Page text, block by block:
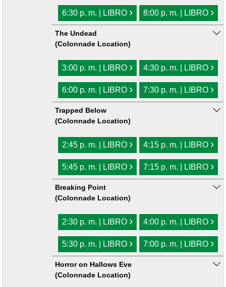
6:30 p. m. | LIBRO › 8:00 p. m. | LIBRO ›
The Undead
(Colonnade Location)
3:00 p. m. | LIBRO › 4:30 p. m. | LIBRO ›
6:00 p. m. | LIBRO › 7:30 p. m. | LIBRO ›
Trapped Below
(Colonnade Location)
2:45 p. m. | LIBRO › 4:15 p. m. | LIBRO ›
5:45 p. m. | LIBRO › 7:15 p. m. | LIBRO ›
Breaking Point
(Colonnade Location)
2:30 p. m. | LIBRO › 4:00 p. m. | LIBRO ›
5:30 p. m. | LIBRO › 7:00 p. m. | LIBRO ›
Horror on Hallows Eve
(Colonnade Location)